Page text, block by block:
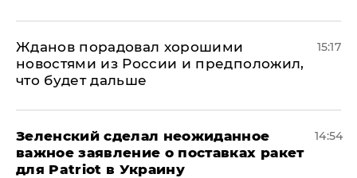
Жданов порадовал хорошими
новостями из России и предположил,
что будет дальше
15:17
Зеленский сделал неожиданное
важное заявление о поставках ракет
для Patriot в Украину
14:54